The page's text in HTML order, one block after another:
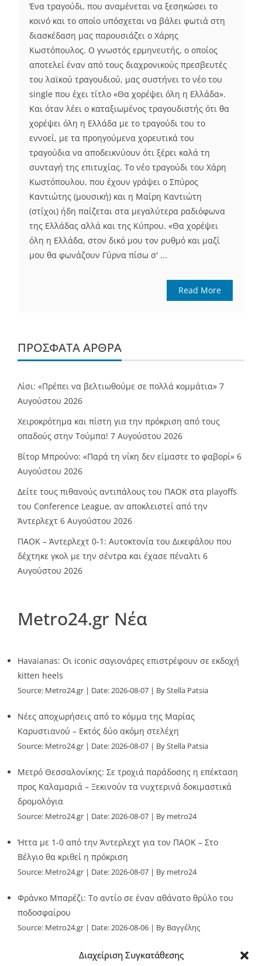
Διαχείριση Συγκατάθεσης
Ένα τραγούδι, που αναμένεται να ξεσηκώσει το
κοινό και το οποίο υπόσχεται να βάλει φωτιά στη
διασκέδαση μας παρουσιάζει ο Χάρης
Κωστόπουλος. Ο γνωστός ερμηνευτής, ο οποίος
αποτελεί έναν από τους διαχρονικούς πρεσβευτές
του λαϊκού τραγουδιού, μας συστήνει το νέο του
single που έχει τίτλο «Θα χορέψει όλη η Ελλάδα».
Και όταν λέει ο καταξιωμένος τραγουδιστής ότι θα
χορέψει όλη η Ελλάδα με το τραγούδι του το
εννοεί, με τα προηγούμενα χορευτικά του
τραγούδια να αποδεικνύουν ότι ξέρει καλά τη
συνταγή της επιτυχίας. Το νέο τραγούδι του Χάρη
Κωστόπουλου, που έχουν γράψει ο Σπύρος
Καντιώτης (μουσική) και η Μαίρη Καντιώτη
(στίχοι) ήδη παίζεται στα μεγαλύτερα ραδιόφωνα
της Ελλάδας αλλά και της Κύπρου. «Θα χορέψει
όλη η Ελλάδα, στον δικό μου τον ρυθμό και μαζί
μου θα φωνάζουν Γύρνα πίσω σ' ...
Read More
ΠΡΌΣΦΑΤΑ ΆΡΘΡΑ
Λίσι: «Πρέπει να βελτιωθούμε σε πολλά κομμάτια» 7
Αυγούστου 2026
Χειροκρότημα και πίστη για την πρόκριση από τους
οπαδούς στην Τούμπα! 7 Αυγούστου 2026
Βίτορ Μπρούνο: «Παρά τη νίκη δεν είμαστε το φαβορί» 6
Αυγούστου 2026
Δείτε τους πιθανούς αντιπάλους του ΠΑΟΚ στα playoffs
του Conference League, αν αποκλειστεί από την
Άντερλεχτ 6 Αυγούστου 2026
ΠΑΟΚ – Άντερλεχτ 0-1: Αυτοκτονία του Δικεφάλου που
δέχτηκε γκολ με την σέντρα και έχασε πέναλτι 6
Αυγούστου 2026
Metro24.gr Νέα
Havaianas: Οι iconic σαγιονάρες επιστρέφουν σε εκδοχή
kitten heels
Source: Metro24.gr Date: 2026-08-07 By Stella Patsia
Νέες αποχωρήσεις από το κόμμα της Μαρίας
Καρυστιανού – Εκτός δύο ακόμη στελέχη
Source: Metro24.gr Date: 2026-08-07 By Stella Patsia
Μετρό Θεσσαλονίκης: Σε τροχιά παράδοσης η επέκταση
προς Καλαμαριά – Ξεκινούν τα νυχτερινά δοκιμαστικά
δρομολόγια
Source: Metro24.gr Date: 2026-08-07 By metro24
Ήττα με 1-0 από την Άντερλεχτ για τον ΠΑΟΚ – Στο
Βέλγιο θα κριθεί η πρόκριση
Source: Metro24.gr Date: 2026-08-07 By metro24
Φράνκο Μπαρέζι: Το αντίο σε έναν αθάνατο θρύλο του
ποδοσφαίρου
Source: Metro24.gr Date: 2026-08-06
By Βαγγέλης